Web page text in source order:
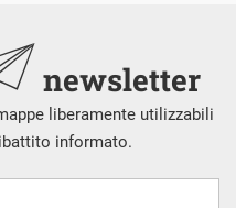
newsletter
liberamente utilizzabili
informato.